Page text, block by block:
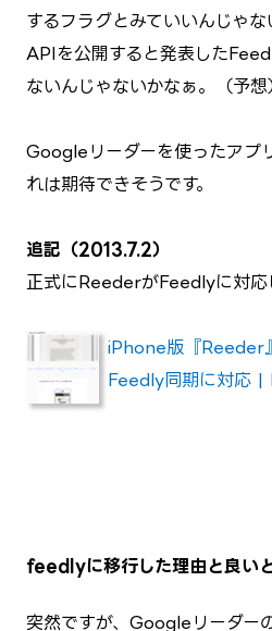
するフラグとみていいんじゃな
APIを公開すると発表した
ないんじゃないかなぁ。（予想
Googleリーダーを使ったアプ
れは期待できそうです。
追記（2013.7.2）
正式にReederがFeedlyに対応
iPhone版『Reeder
Feedly同期に対応
feedlyに移行した理由と良い
突然ですが、Googleリーダー